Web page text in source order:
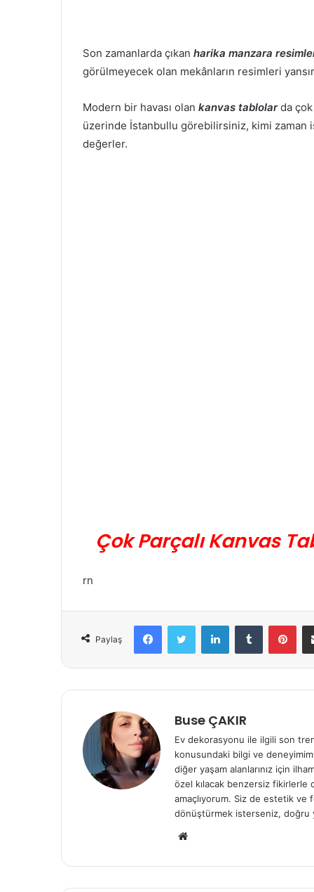
Son zamanlarda çıkan harika manzara
görülmeyecek olan mekânların resimleri
Modern bir havası olan kanvas tablolarda çok
üzerinde İstanbullu görebilirsiniz, kimi zaman
değerler.
Çok Parçalı Kanvas
rn
Paylaş
Buse ÇAKIR
Ev dekorasyonu ile ilgili son
konusundaki bilgi ve
diğer yaşam alanlarınız için
özel kılacak benzersiz fikirlerle
amaçlıyorum. Siz de estetik
dönüştürmek isterseniz, doğru
sit
esi